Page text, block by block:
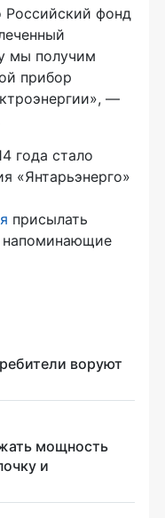
Российский фонд
мы получим
прибор
—
года стало
«Янтарьэнерго»
присылать
напоминающие
воруют
мощность
и